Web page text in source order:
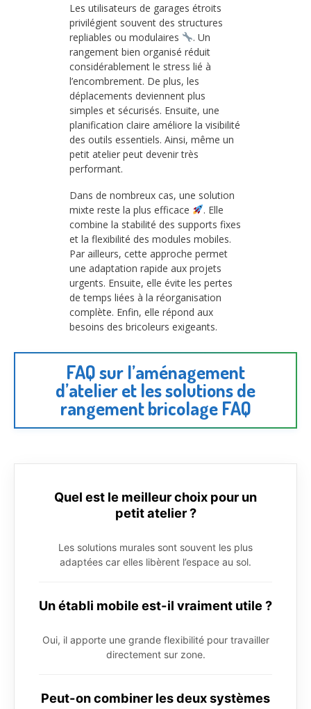
Les utilisateurs de garages étroits
privilégient souvent des structures
repliables ou modulaires
. Un
rangement bien organisé réduit
considérablement le stress lié à
l’encombrement. De plus, les
déplacements deviennent plus
simples et sécurisés. Ensuite, une
planification claire améliore la visibilité
des outils essentiels. Ainsi, même un
petit atelier peut devenir très
performant.
Dans de nombreux cas, une solution
mixte reste la plus efficace
. Elle
combine la stabilité des supports fixes
et la flexibilité des modules mobiles.
Par ailleurs, cette approche permet
une adaptation rapide aux projets
urgents. Ensuite, elle évite les pertes
de temps liées à la réorganisation
complète. Enfin, elle répond aux
besoins des bricoleurs exigeants.
FAQ sur l’aménagement
d’atelier et les solutions de
rangement bricolage FAQ
Quel est le meilleur choix pour un
petit atelier ?
Les solutions murales sont souvent les plus
adaptées car elles libèrent l’espace au sol.
Un établi mobile est-il vraiment utile ?
Oui, il apporte une grande flexibilité pour travailler
directement sur zone.
Peut-on combiner les deux systèmes